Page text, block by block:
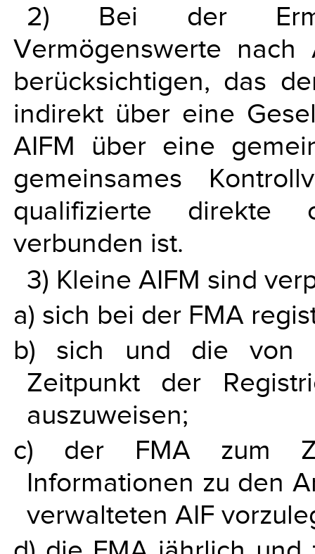
2) Bei der
Vermögenswerte
berücksichtigen, das
indirekt über eine
AIFM über eine
gemeinsames
qualifizierte direkte
verbunden ist.
3) Kleine AIFM sind
a) sich bei der FMA
b) sich und die von
Zeitpunkt der
auszuweisen;
c) der FMA zum
Informationen zu den
verwalteten AIF